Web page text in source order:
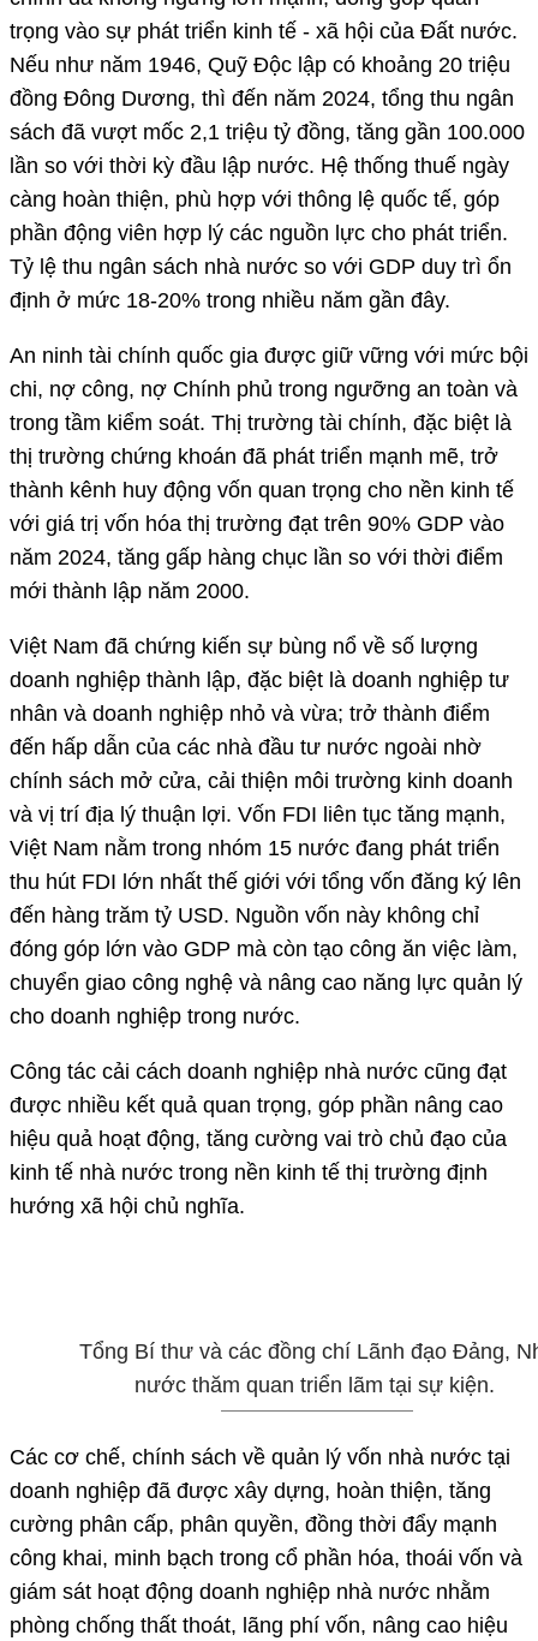
trọng vào sự phát triển kinh tế - xã hội của Đất nước.
Nếu như năm 1946, Quỹ Độc lập có khoảng 20 triệu
đồng Đông Dương, thì đến năm 2024, tổng thu ngân
sách đã vượt mốc 2,1 triệu tỷ đồng, tăng gần 100.000
lần so với thời kỳ đầu lập nước. Hệ thống thuế ngày
càng hoàn thiện, phù hợp với thông lệ quốc tế, góp
phần động viên hợp lý các nguồn lực cho phát triển.
Tỷ lệ thu ngân sách nhà nước so với GDP duy trì ổn
định ở mức 18-20% trong nhiều năm gần đây.
An ninh tài chính quốc gia được giữ vững với mức bội
chi, nợ công, nợ Chính phủ trong ngưỡng an toàn và
trong tầm kiểm soát. Thị trường tài chính, đặc biệt là
thị trường chứng khoán đã phát triển mạnh mẽ, trở
thành kênh huy động vốn quan trọng cho nền kinh tế
với giá trị vốn hóa thị trường đạt trên 90% GDP vào
năm 2024, tăng gấp hàng chục lần so với thời điểm
mới thành lập năm 2000.
Việt Nam đã chứng kiến sự bùng nổ về số lượng
doanh nghiệp thành lập, đặc biệt là doanh nghiệp tư
nhân và doanh nghiệp nhỏ và vừa; trở thành điểm
đến hấp dẫn của các nhà đầu tư nước ngoài nhờ
chính sách mở cửa, cải thiện môi trường kinh doanh
và vị trí địa lý thuận lợi. Vốn FDI liên tục tăng mạnh,
Việt Nam nằm trong nhóm 15 nước đang phát triển
thu hút FDI lớn nhất thế giới với tổng vốn đăng ký lên
đến hàng trăm tỷ USD. Nguồn vốn này không chỉ
đóng góp lớn vào GDP mà còn tạo công ăn việc làm,
chuyển giao công nghệ và nâng cao năng lực quản lý
cho doanh nghiệp trong nước.
Công tác cải cách doanh nghiệp nhà nước cũng đạt
được nhiều kết quả quan trọng, góp phần nâng cao
hiệu quả hoạt động, tăng cường vai trò chủ đạo của
kinh tế nhà nước trong nền kinh tế thị trường định
hướng xã hội chủ nghĩa.
Tổng Bí thư và các đồng chí Lãnh đạo Đảng,
nước thăm quan triển lãm tại sự kiện.
Các cơ chế, chính sách về quản lý vốn nhà nước tại
doanh nghiệp đã được xây dựng, hoàn thiện, tăng
cường phân cấp, phân quyền, đồng thời đẩy mạnh
công khai, minh bạch trong cổ phần hóa, thoái vốn và
giám sát hoạt động doanh nghiệp nhà nước nhằm
phòng chống thất thoát, lãng phí vốn, nâng cao hiệu